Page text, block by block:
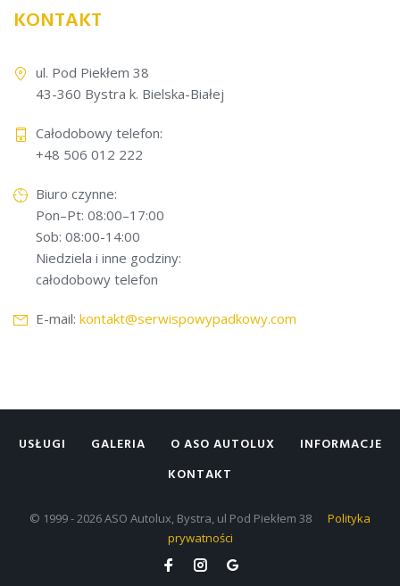
KONTAKT
ul. Pod Piekłem 38
43-360 Bystra k. Bielska-Białej
Całodobowy telefon:
+48 506 012 222
Biuro czynne:
Pon–Pt: 08:00–17:00
Sob: 08:00-14:00
Niedziela i inne godziny:
całodobowy telefon
E-mail: kontakt@serwispowypadkowy.com
USŁUGI GALERIA O ASO AUTOLUX
INFORMACJE
KONTAKT
© 1999 - 2026 ASO Autolux, Bystra, ul Pod Piekłem 38
Polityka
prywatności